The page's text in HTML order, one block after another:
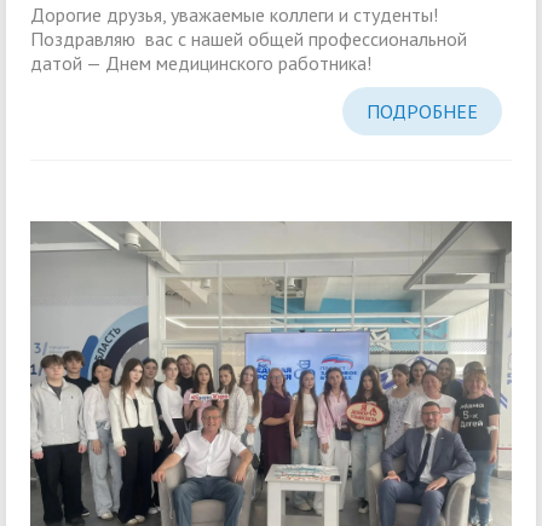
Дорогие друзья, уважаемые коллеги и студенты!
Поздравляю вас с нашей общей профессиональной
датой — Днем медицинского работника!
ПОДРОБНЕЕ